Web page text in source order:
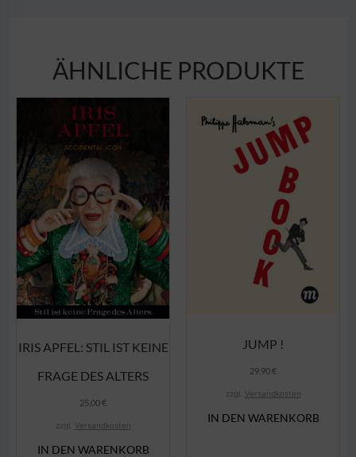
ÄHNLICHE PRODUKTE
IRIS APFEL: STIL IST KEINE
FRAGE DES ALTERS
25,00€
zzgl. Versandkosten
IN DEN WARENKORB
JUMP !
29,90€
zzgl. Versandkosten
IN DEN WARENKORB